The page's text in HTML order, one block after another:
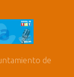
de